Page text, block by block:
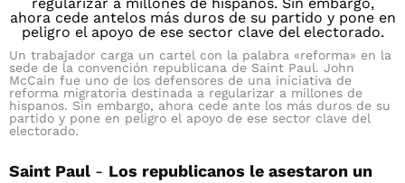
Un trabajador carga un cartel con la palabra «reforma» en la
sede de la convención republicana de Saint Paul. John
McCain fue uno de los defensores de una iniciativa de
reforma migratoria destinada a regularizar a millones de
hispanos. Sin embargo, ahora cede ante los más duros de su
partido y pone en peligro el apoyo de ese sector clave del
electorado.
Saint Paul - Los republicanos le asestaron un